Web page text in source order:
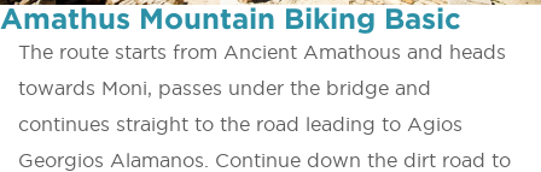
Amathus Mountain Biking Basic
The route starts from Ancient Amathous and heads
towards Moni, passes under the bridge and
continues straight to the road leading to Agios
Georgios Alamanos. Continue down the dirt road to